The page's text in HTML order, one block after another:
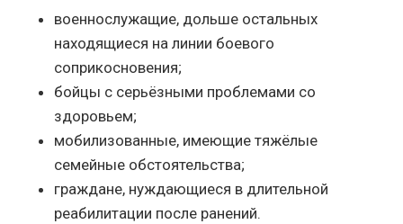
военнослужащие, дольше остальных
находящиеся на линии боевого
соприкосновения;
бойцы с серьёзными проблемами со
здоровьем;
мобилизованные, имеющие тяжёлые
семейные обстоятельства;
граждане, нуждающиеся в длительной
реабилитации после ранений.